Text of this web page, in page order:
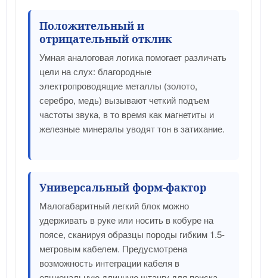
Положительный и
отрицательный отклик
Умная аналоговая логика помогает различать
цели на слух: благородные
электропроводящие металлы (золото,
серебро, медь) вызывают четкий подъем
частоты звука, в то время как магнетиты и
железные минералы уводят тон в затихание.
Универсальный форм-фактор
Малогабаритный легкий блок можно
удерживать в руке или носить в кобуре на
поясе, сканируя образцы породы гибким 1.5-
метровым кабелем. Предусмотрена
возможность интеграции кабеля в